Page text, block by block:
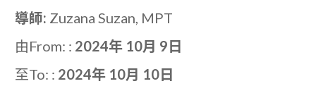
導師: Zuzana Suzan, MPT
由From: : 2024年 10月 9日
至To: : 2024年 10月 10日